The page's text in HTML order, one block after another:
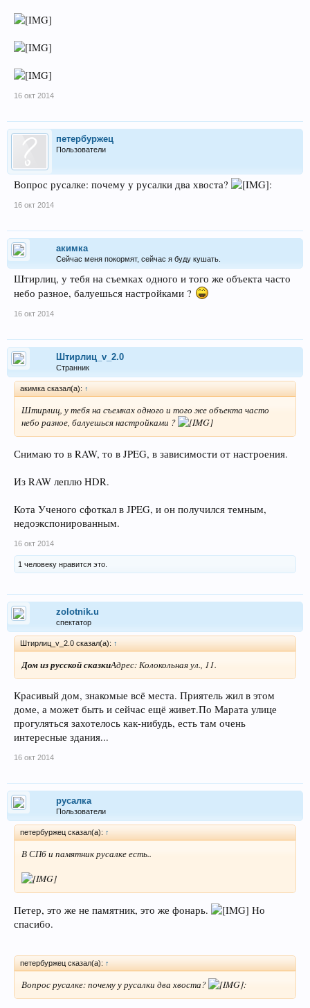
16 окт 2014
петербуржец
Пользователи
Вопрос русалке: почему у русалки два хвоста? :
16 окт 2014
акимка
Сейчас меня покормят, сейчас я буду кушать.
Штирлиц, у тебя на съемках одного и того же объекта часто
небо разное, балуешься настройками ?
16 окт 2014
Штирлиц_v_2.0
Странник
акимка сказал(а): ↑
Штирлиц, у тебя на съемках одного и того же объекта часто
небо разное, балуешься настройками ?
Снимаю то в RAW, то в JPEG, в зависимости от настроения.
Из RAW леплю HDR.
Кота Ученого сфоткал в JPEG, и он получился темным,
недоэкспонированным.
16 окт 2014
1 человеку нравится это.
zolotnik.u
спектатор
Штирлиц_v_2.0 сказал(а): ↑
Дом из русской сказкиАдрес: Колокольная ул., 11.
Красивый дом, знакомые всё места. Приятель жил в этом
доме, а может быть и сейчас ещё живет.По Марата улице
прогуляться захотелось как-нибудь, есть там очень
интересные здания...
16 окт 2014
русалка
Пользователи
петербуржец сказал(а): ↑
В СПб и памятник русалке есть..
Петер, это же не памятник, это же фонарь.
Но
спасибо.
петербуржец сказал(а): ↑
Вопрос русалке: почему у русалки два хвоста? :